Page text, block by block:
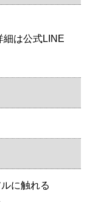
は公式LINE
に触れる